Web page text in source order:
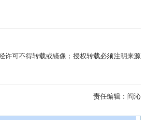
许可不得转载或镜像；授权转载必须注明来源
责任编辑： 阎沁